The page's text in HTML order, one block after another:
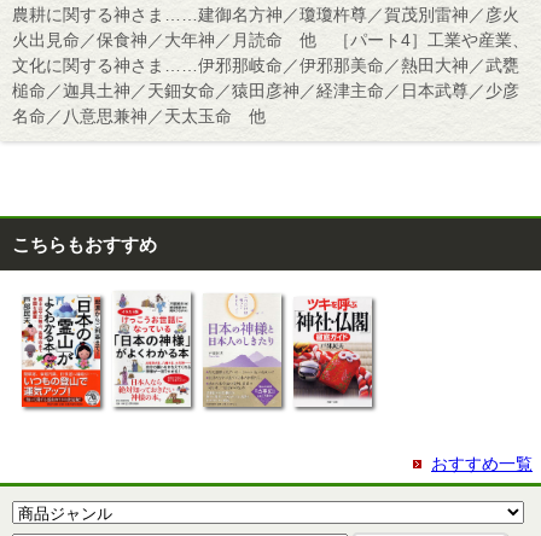
農耕に関する神さま……建御名方神／瓊瓊杵尊／賀茂別雷神／彦火
火出見命／保食神／大年神／月読命 他 ［パート4］工業や産業、
文化に関する神さま……伊邪那岐命／伊邪那美命／熱田大神／武甕
槌命／迦具土神／天鈿女命／猿田彦神／経津主命／日本武尊／少彦
名命／八意思兼神／天太玉命 他
こちらもおすすめ
おすすめ一覧